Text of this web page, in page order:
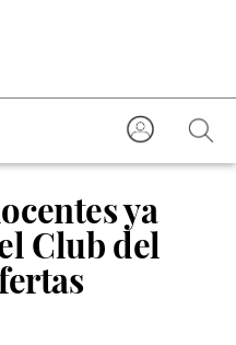
ya
Club del